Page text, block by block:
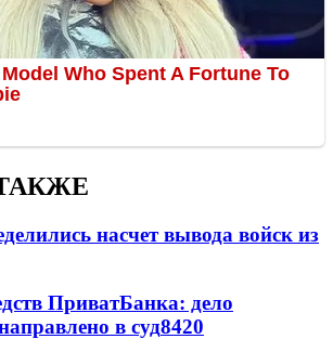
насчет вывода войск из
ПриватБанка: дело
в суд8420